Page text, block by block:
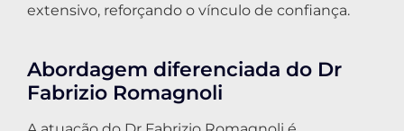
extensivo, reforçando o vínculo de confiança.
Abordagem diferenciada do Dr
Fabrizio Romagnoli